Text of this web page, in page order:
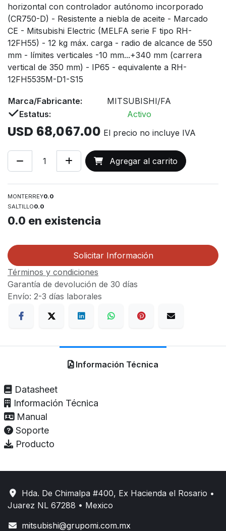
horizontal con controlador autónomo incorporado
(CR750-D) - Resistente a niebla de aceite - Marcado
CE - Mitsubishi Electric (MELFA serie F tipo RH-
12FH55) - 12 kg máx. carga - radio de alcance de 550
mm - límites verticales -10 mm...+340 mm (carrera
vertical de 350 mm) - IP65 - equivalente a RH-
12FH5535M-D1-S15
Marca/Fabricante:
MITSUBISHI/FA
Estatus:
Activo
USD 68,067.00 El precio no incluye IVA
Agregar al carrito
MONTERREY0.0
SALTILLO0.0
0.0 en existencia
Solicitar Información
Términos y condiciones
Garantía de devolución de 30 días
Envío: 2-3 días laborales
Información Técnica
Datasheet
Información Técnica
Manual
Soporte
Producto
Hda. De Chimalpa #400, Ex Hacienda el Rosario •
Juarez NL 67288 • Mexico
mitsubishi@grupomi.com.mx